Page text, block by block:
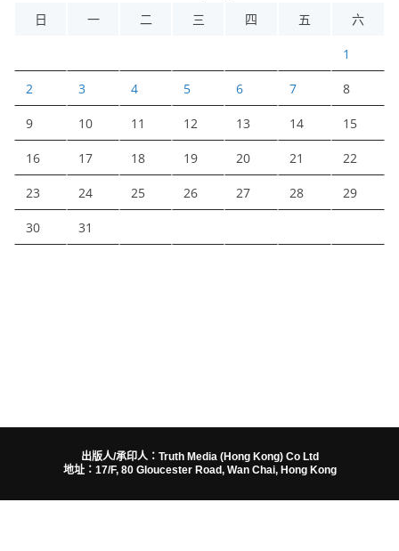
日
一 二 三 四 五 六
1
2 3 4 5 6 7 8
9 10 11 12 13 14 15
16 17 18 19 20 21 22
23 24 25 26 27 28 29
30 31
出版人/承印人：Truth Media (Hong Kong) Co Ltd
地址：17/F, 80 Gloucester Road, Wan Chai, Hong Kong